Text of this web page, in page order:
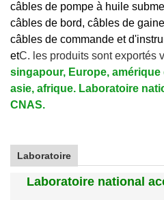
câbles de pompe à huile
câbles de bord, câbles de
câbles de commande et
etC. les produits sont exportés
singapour, Europe,
asie, afrique. Laboratoire
CNAS.
Laboratoire
Laboratoire national